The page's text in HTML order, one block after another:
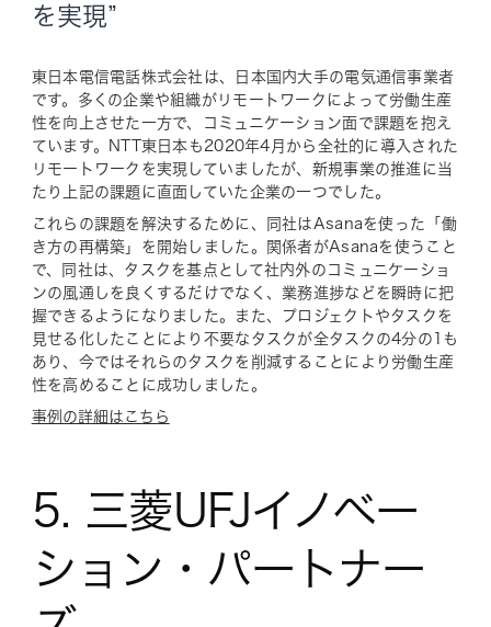
を実現”
東日本電信電話株式会社は、日本国内大手の電気通信事業者
です。多くの企業や組織がリモートワークによって労働生産
性を向上させた一方で、コミュニケーション面で課題を抱え
ています。NTT東日本も2020年4月から全社的に導入された
リモートワークを実現していましたが、新規事業の推進に当
たり上記の課題に直面していた企業の一つでした。
これらの課題を解決するために、同社はAsanaを使った「働
き方の再構築」を開始しました。関係者がAsanaを使うこと
で、同社は、タスクを基点として社内外のコミュニケーショ
ンの風通しを良くするだけでなく、業務進捗などを瞬時に把
握できるようになりました。また、プロジェクトやタスクを
見せる化したことにより不要なタスクが全タスクの4分の1も
あり、今ではそれらのタスクを削減することにより労働生産
性を高めることに成功しました。
事例の詳細はこちら
5. 三菱UFJイノベー
ション・パートナー